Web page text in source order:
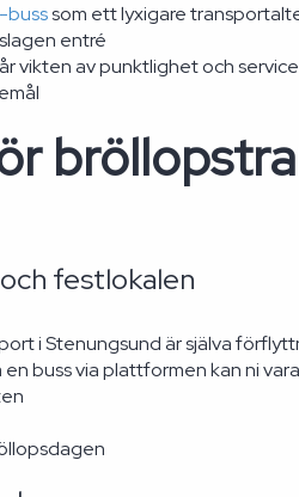
busssom ett lyxigare
entré
vikten av punktlighet och service
festlokalen
i Stenungsund är själva
buss via plattformen kan ni